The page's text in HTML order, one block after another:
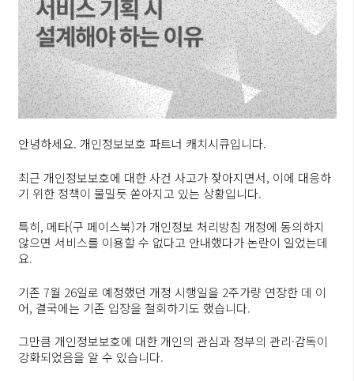
안녕하세요. 개인정보보호 파트너 캐치시큐입니다.
최근 개인정보보호에 대한 사건 사고가 잦아지면서, 이에 대응하
기 위한 정책이 물밀듯 쏟아지고 있는 상황입니다.
특히, 메타(구 페이스북)가 개인정보 처리방침 개정에 동의하지
않으면 서비스를 이용할 수 없다고 안내했다가 논란이 일었는데
요.
기존 7월 26일로 예정했던 개정 시행일을 2주가량 연장한 데 이
어, 결국에는 기존 입장을 철회하기도 했습니다.
그만큼 개인정보보호에 대한 개인의 관심과 정부의 관리·감독이
강화되었음을 알 수 있습니다.